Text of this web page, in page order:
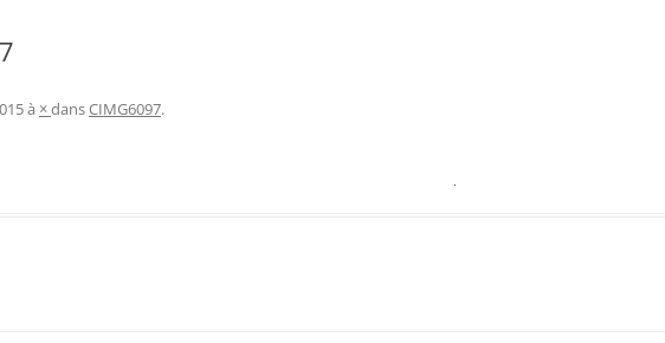
à ×dansCIMG6097.